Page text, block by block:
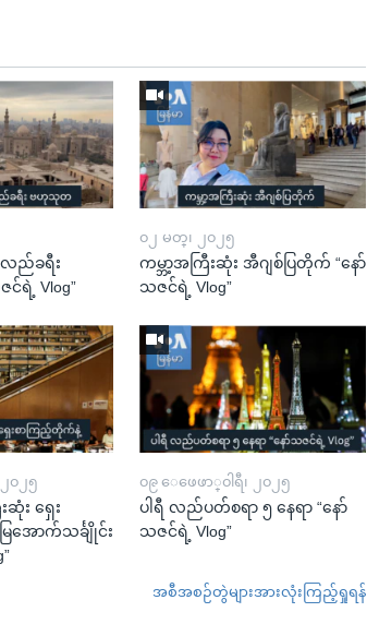
ည်ခရီး
ရဲ့ Vlog”
၀၂ မတ္၊ ၂၀၂၅
ကမ္ဘာ့အကြီးဆုံး အီဂျစ်ပြတိုက် “နော်
သဇင်ရဲ့ Vlog”
၀၂၅
ဆုံး ရှေး
အောက်သင်္ချိုင်း
၀၉ ေဖေဖာ္၀ါရီ၊ ၂၀၂၅
ပါရီ လည်ပတ်စရာ ၅ နေရာ “နော်
သဇင်ရဲ့ Vlog”
အစီအစဉ်တွဲများအားလုံးကြည့်ရှုရန်